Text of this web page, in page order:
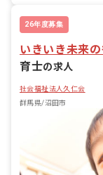
26年度募集
いきいき未来
育士の求人
社会福祉法人久仁会
群馬県/沼田市